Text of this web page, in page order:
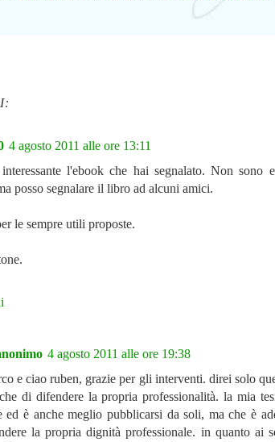
4 agosto 2011 alle ore 13:11
interessante l'ebook che hai segnalato. Non sono
posso segnalare il libro ad alcuni amici.
le sempre utili proposte.
4 agosto 2011 alle ore 19:38
e ciao ruben, grazie per gli interventi. direi solo
di difendere la propria professionalità. la mia
ed è anche meglio pubblicarsi da soli, ma che è
la propria dignità professionale. in quanto ai